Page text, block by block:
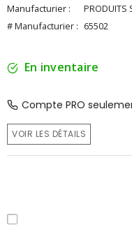
Manufacturier :
PRODUITS
# Manufacturier : 65502
En inventaire
Compte PRO
VOIR LES DÉTAILS